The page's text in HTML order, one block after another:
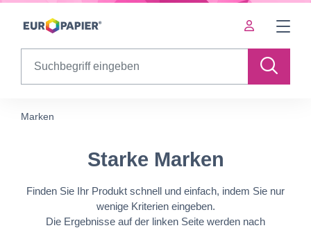
Table Of Content
Starke Marken
Marken
Starke Marken
Finden Sie Ihr Produkt schnell und einfach, indem Sie nur
wenige Kriterien eingeben.
Die Ergebnisse auf der linken Seite werden nach